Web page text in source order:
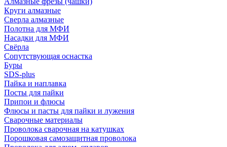
Круги алмазные
Сверла алмазные
Полотна для МФИ
Насадки для МФИ
Свёрла
Сопутствующая оснастка
Буры
SDS-plus
Пайка и наплавка
Посты для пайки
Припои и флюсы
Флюсы и пасты для пайки и лужения
Сварочные материалы
Проволока сварочная на катушках
Порошковая самозащитная проволока